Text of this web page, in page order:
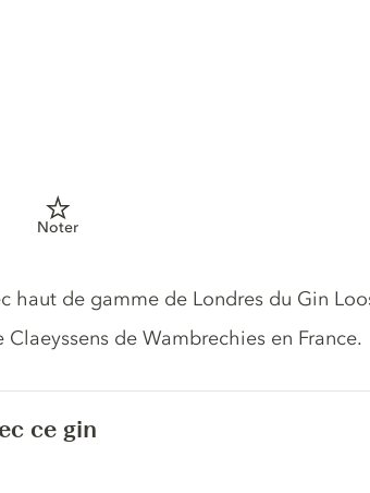
Noter
haut de gamme de Londres du Gin
de Wambrechies en France.
ce gin